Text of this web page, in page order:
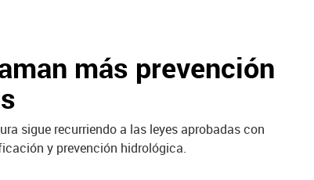
más prevención
sigue recurriendo a las leyes aprobadas con
y prevención hidrológica.